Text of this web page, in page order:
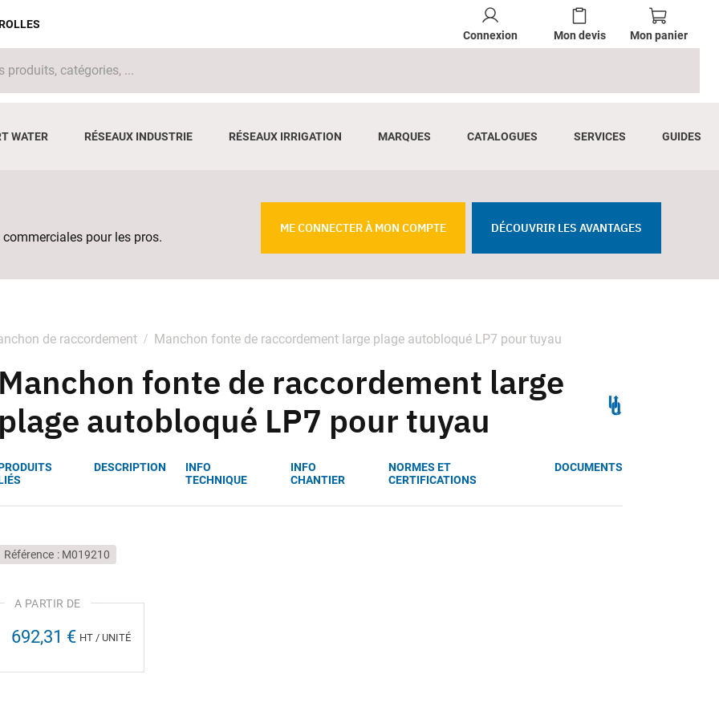
Connexion Mon devis Mon panier
WATER RÉSEAUX INDUSTRIE RÉSEAUX IRRIGATION MARQUES CATALOGUES SERVICES GUIDES
pour les pros.
ME CONNECTER À MON COMPTE DÉCOUVRIR LES AVANTAGES
de raccordement Manchon fonte de raccordement large plage autobloqué LP7 pour tuyau
Manchon fonte de raccordement large
plage autobloqué LP7 pour tuyau
DESCRIPTION
INFO
TECHNIQUE
INFO
CHANTIER
NORMES ET
CERTIFICATIONS
DOCUMENTS
Référence M019210
692,31 € HT / UNITÉ